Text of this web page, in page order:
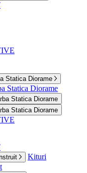
Statica Diorame
Statica Diorame
Statica Diorame
Statica Diorame
Kituri